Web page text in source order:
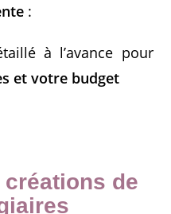
:
à l’avance pour
et votre budget
de